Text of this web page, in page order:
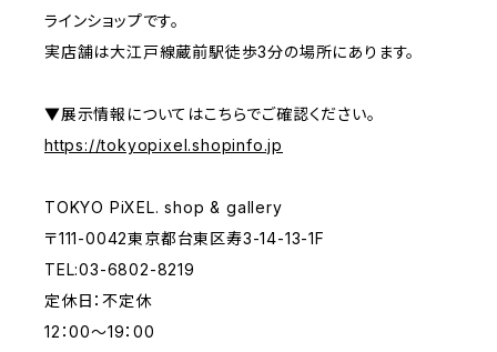
ラインショップです。
実店舗は大江戸線蔵前駅徒歩3分の場所にあります。
▼展示情報についてはこちらでご確認ください。
https://tokyopixel.shopinfo.jp
TOKYO PiXEL. shop & gallery
〒111-0042東京都台東区寿3-14-13-1F
TEL:03-6802-8219
定休日：不定休
12：00～19：00